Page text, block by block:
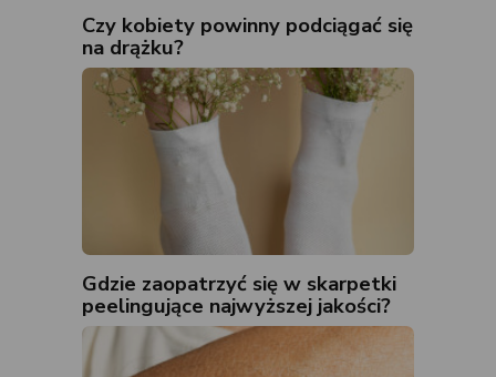
Czy kobiety powinny podciągać się
na drążku?
Gdzie zaopatrzyć się w skarpetki
peelingujące najwyższej jakości?